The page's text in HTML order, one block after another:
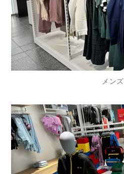
メンズ